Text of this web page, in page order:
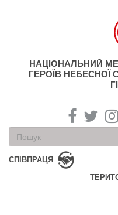
НАЦІОНАЛЬНИЙ
ГЕРОЇВ НЕБЕСНОЇ
Пошукова
форма
Пошук
СПІВПРАЦЯ